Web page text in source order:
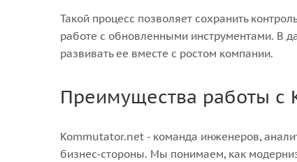
Такой процесс позволяет сохранить
работе с обновленными инструментами. В
развивать ее вместе с ростом компании.
Преимущества работы с
Kommutator.net - команда инженеров,
бизнес‑стороны. Мы понимаем, как